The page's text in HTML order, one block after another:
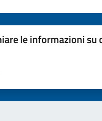
le informazioni su
5 stelle su 5
stelle su 5
su 5
5